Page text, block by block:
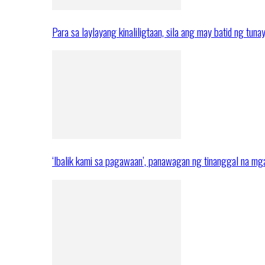
Para sa laylayang kinaliligtaan, sila ang may batid ng
‘Ibalik kami sa pagawaan’, panawagan ng tinanggal na